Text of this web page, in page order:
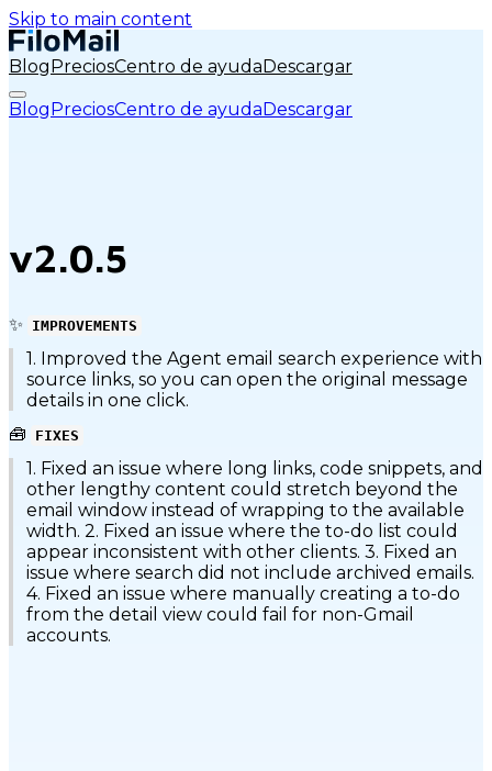
Skip to main content
BlogPreciosCentro de ayudaDescargar
BlogPreciosCentro de ayudaDescargar
v2.0.5
✨ IMPROVEMENTS
1. Improved the Agent email search experience with
source links, so you can open the original message
details in one click.
🧰
FIXES
1. Fixed an issue where long links, code snippets, and
other lengthy content could stretch beyond the
email window instead of wrapping to the available
width. 2. Fixed an issue where the to-do list could
appear inconsistent with other clients. 3. Fixed an
issue where search did not include archived emails.
4. Fixed an issue where manually creating a to-do
from the detail view could fail for non-Gmail
accounts.